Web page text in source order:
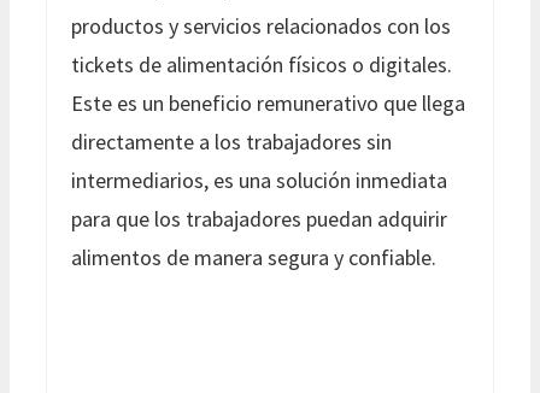
productos y servicios relacionados con los
tickets de alimentación físicos o digitales.
Este es un beneficio remunerativo que llega
directamente a los trabajadores sin
intermediarios, es una solución inmediata
para que los trabajadores puedan adquirir
alimentos de manera segura y confiable.